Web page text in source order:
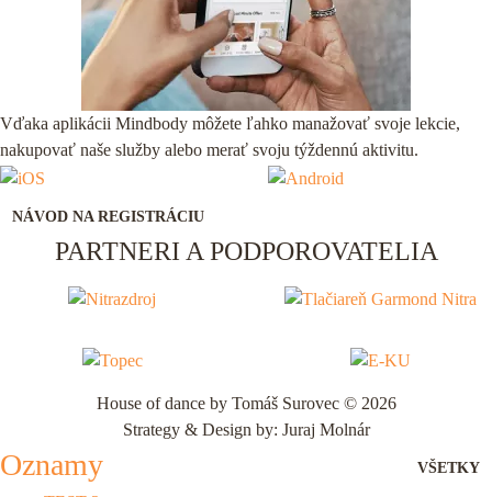
Vďaka aplikácii Mindbody môžete ľahko manažovať svoje lekcie,
nakupovať naše služby alebo merať svoju týždennú aktivitu.
NÁVOD NA REGISTRÁCIU
PARTNERI A PODPOROVATELIA
House of dance by Tomáš Surovec © 2026
Strategy & Design by: Juraj Molnár
Oznamy VŠETKY